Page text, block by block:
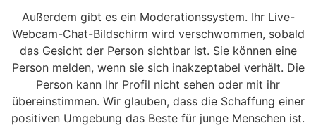
Außerdem gibt es ein Moderationssystem. Ihr Live-
Webcam-Chat-Bildschirm wird verschwommen, sobald
das Gesicht der Person sichtbar ist. Sie können eine
Person melden, wenn sie sich inakzeptabel verhält. Die
Person kann Ihr Profil nicht sehen oder mit ihr
übereinstimmen. Wir glauben, dass die Schaffung einer
positiven Umgebung das Beste für junge Menschen ist.